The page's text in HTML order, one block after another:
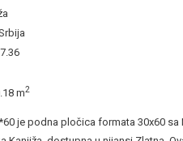
m2
je podna pločica formata 30x60 sa